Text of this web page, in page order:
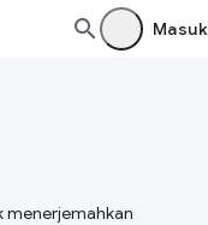
Masuk
menerjemahkan